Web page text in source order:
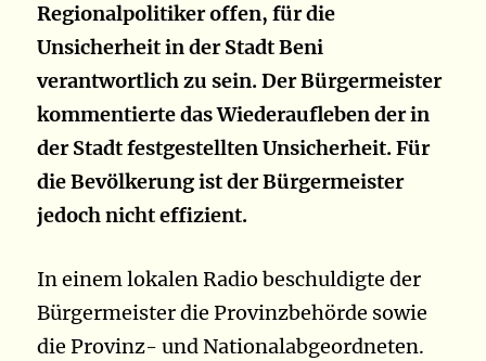
Regionalpolitiker offen, für die
Unsicherheit in der Stadt Beni
verantwortlich zu sein. Der Bürgermeister
kommentierte das Wiederaufleben der in
der Stadt festgestellten Unsicherheit. Für
die Bevölkerung ist der Bürgermeister
jedoch nicht effizient.
In einem lokalen Radio beschuldigte der
Bürgermeister die Provinzbehörde sowie
die Provinz- und Nationalabgeordneten.